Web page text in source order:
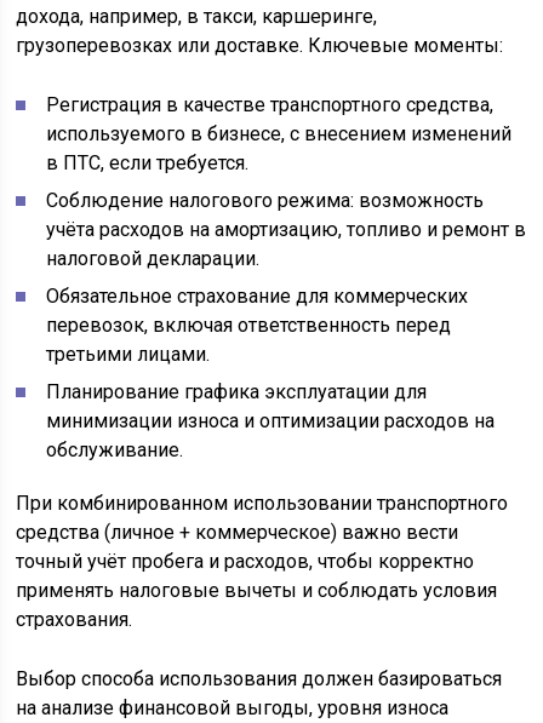
дохода, например, в такси, каршеринге,
грузоперевозках или доставке. Ключевые моменты:
Регистрация в качестве транспортного средства,
используемого в бизнесе, с внесением изменений
в ПТС, если требуется.
Соблюдение налогового режима: возможность
учёта расходов на амортизацию, топливо и ремонт в
налоговой декларации.
Обязательное страхование для коммерческих
перевозок, включая ответственность перед
третьими лицами.
Планирование графика эксплуатации для
минимизации износа и оптимизации расходов на
обслуживание.
При комбинированном использовании транспортного
средства (личное + коммерческое) важно вести
точный учёт пробега и расходов, чтобы корректно
применять налоговые вычеты и соблюдать условия
страхования.
Выбор способа использования должен базироваться
на анализе финансовой выгоды, уровня износа